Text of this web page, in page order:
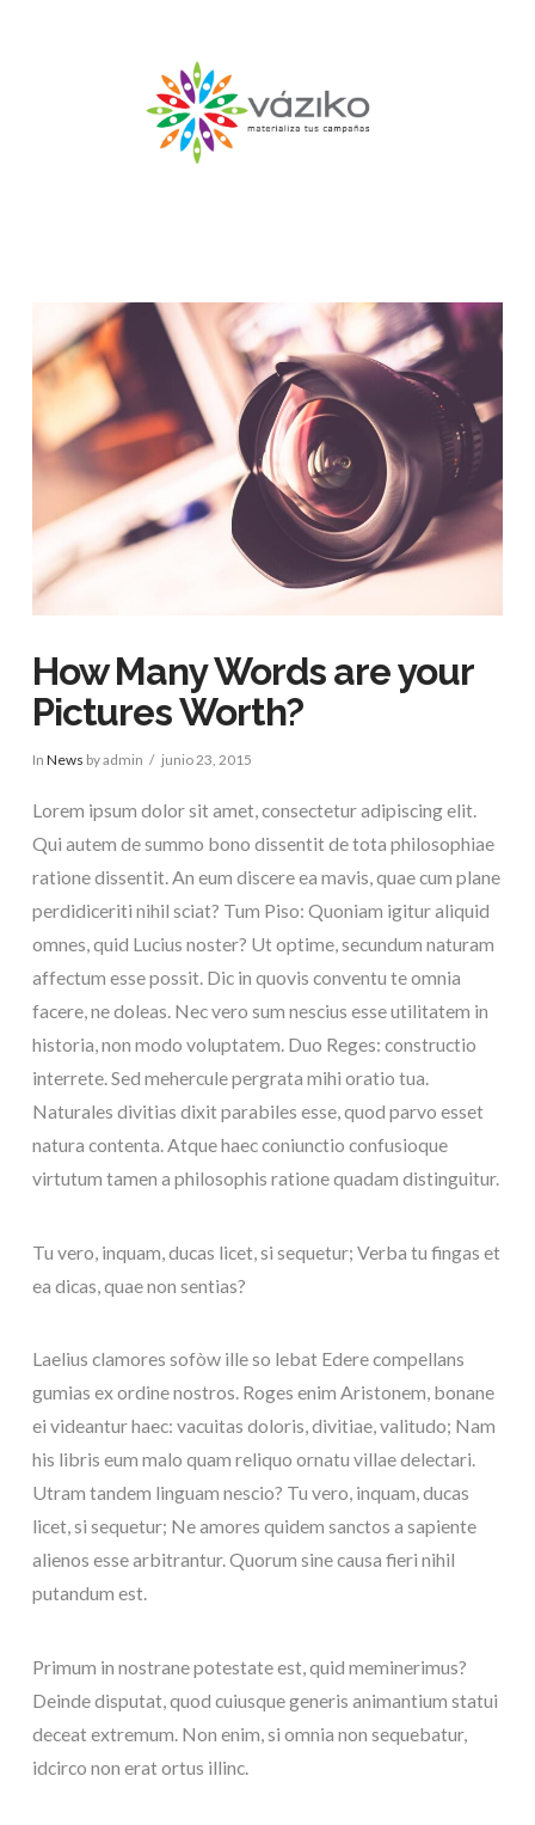
How Many Words are your
Pictures Worth?
In News by admin junio 23, 2015
Lorem ipsum dolor sit amet, consectetur adipiscing elit.
Qui autem de summo bono dissentit de tota philosophiae
ratione dissentit. An eum discere ea mavis, quae cum plane
perdidiceriti nihil sciat? Tum Piso: Quoniam igitur aliquid
omnes, quid Lucius noster? Ut optime, secundum naturam
affectum esse possit. Dic in quovis conventu te omnia
facere, ne doleas. Nec vero sum nescius esse utilitatem in
historia, non modo voluptatem. Duo Reges: constructio
interrete. Sed mehercule pergrata mihi oratio tua.
Naturales divitias dixit parabiles esse, quod parvo esset
natura contenta. Atque haec coniunctio confusioque
virtutum tamen a philosophis ratione quadam distinguitur.
Tu vero, inquam, ducas licet, si sequetur; Verba tu fingas et
ea dicas, quae non sentias?
Laelius clamores sofòw ille so lebat Edere compellans
gumias ex ordine nostros. Roges enim Aristonem, bonane
ei videantur haec: vacuitas doloris, divitiae, valitudo; Nam
his libris eum malo quam reliquo ornatu villae delectari.
Utram tandem linguam nescio? Tu vero, inquam, ducas
licet, si sequetur; Ne amores quidem sanctos a sapiente
alienos esse arbitrantur. Quorum sine causa fieri nihil
putandum est.
Primum in nostrane potestate est, quid meminerimus?
Deinde disputat, quod cuiusque generis animantium statui
deceat extremum. Non enim, si omnia non sequebatur,
idcirco non erat ortus illinc.